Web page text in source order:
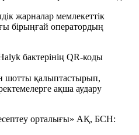
жарналар мемлекеттік
бірыңғай оператордың
бактерінің QR-коды
шотты қалыптастырып,
ақша аудару
орталығы» АҚ, БСН: